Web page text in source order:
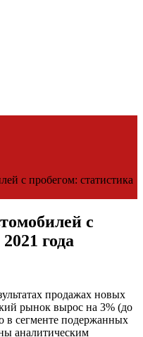
с пробегом: статистика
с
года
продажах новых
рынок вырос на 3% (до
в сегменте подержанных
аналитическим